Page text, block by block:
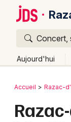
Concert,
Aujourd'hui
Publier
Bordeaux
Retour
Accueil Razac-
Quoi ?
Où ?
Partout
Près